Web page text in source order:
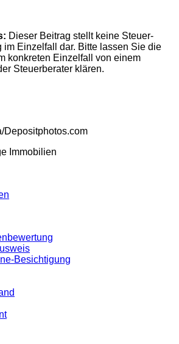
Dieser Beitrag stellt keine Steuer-
im Einzelfall dar. Bitte lassen Sie die
konkreten Einzelfall von einem
Steuerberater klären.
Depositphotos.com
Immobilien
Besichtigung